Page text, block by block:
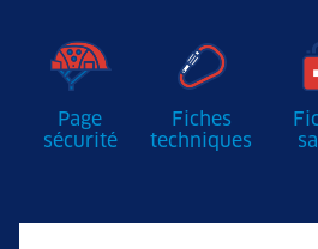
Page
sécurité
Fiches
techniques